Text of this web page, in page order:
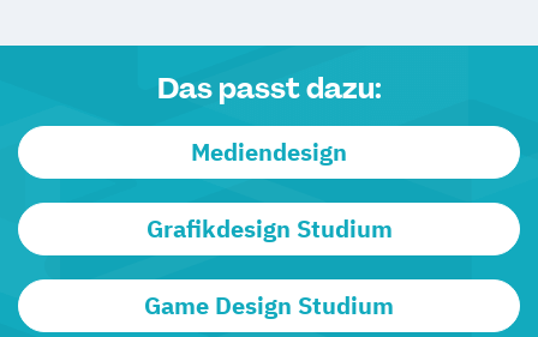
Das passt dazu:
Mediendesign
Grafikdesign Studium
Game Design Studium